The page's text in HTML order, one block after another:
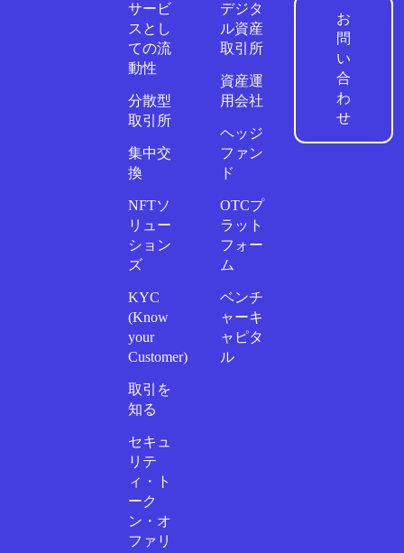
サービ
スとし
ての流
動性
分散型
取引所
集中交
換
NFTソ
リュー
ション
ズ
KYC
(Know
your
Customer)
取引を
知る
セキュ
リテ
ィ・ト
ーク
ン・オ
ファリ
デジタ
ル資産
取引所
資産運
用会社
ヘッジ
ファン
ド
OTCプ
ラット
フォー
ム
ベンチ
ャーキ
ャピタ
ル
お
問
い
合
わ
せ